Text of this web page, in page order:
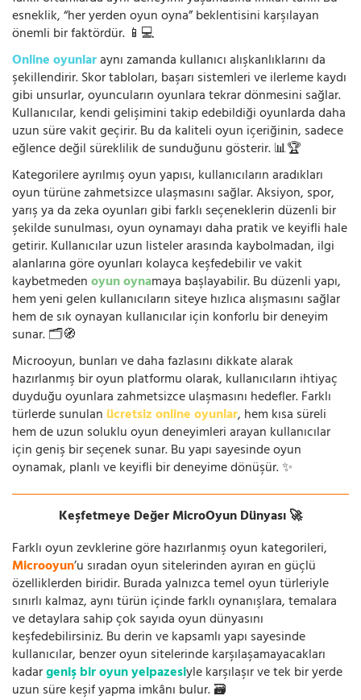
esneklik, “her yerden oyun oyna” beklentisini karşılayan
önemli bir faktördür. 📱💻
Online oyunlaraynı zamanda kullanıcı alışkanlıklarını da
şekillendirir. Skor tabloları, başarı sistemleri ve ilerleme kaydı
gibi unsurlar, oyuncuların oyunlara tekrar dönmesini sağlar.
Kullanıcılar, kendi gelişimini takip edebildiği oyunlarda daha
uzun süre vakit geçirir. Bu da kaliteli oyun içeriğinin, sadece
eğlence değil süreklilik de sunduğunu gösterir. 📊🏆
Kategorilere ayrılmış oyun yapısı, kullanıcıların aradıkları
oyun türüne zahmetsizce ulaşmasını sağlar. Aksiyon, spor,
yarış ya da zeka oyunları gibi farklı seçeneklerin düzenli bir
şekilde sunulması, oyun oynamayı daha pratik ve keyifli hale
getirir. Kullanıcılar uzun listeler arasında kaybolmadan, ilgi
alanlarına göre oyunları kolayca keşfedebilir ve vakit
kaybetmedenoyun oynamaya başlayabilir. Bu düzenli yapı,
hem yeni gelen kullanıcıların siteye hızlıca alışmasını sağlar
hem de sık oynayan kullanıcılar için konforlu bir deneyim
sunar. 🗂️🧭
Microoyun, bunları ve daha fazlasını dikkate alarak
hazırlanmış bir oyun platformu olarak, kullanıcıların ihtiyaç
duyduğu oyunlara zahmetsizce ulaşmasını hedefler. Farklı
türlerde sunulan ücretsiz online oyunlar, hem kısa süreli
hem de uzun soluklu oyun deneyimleri arayan kullanıcılar
için geniş bir seçenek sunar. Bu yapı sayesinde oyun
oynamak, planlı ve keyifli bir deneyime dönüşür. ✨
Keşfetmeye Değer MicroOyun Dünyası 🚀
Farklı oyun zevklerine göre hazırlanmış oyun kategorileri,
Microoyun’u sıradan oyun sitelerinden ayıran en güçlü
özelliklerden biridir. Burada yalnızca temel oyun türleriyle
sınırlı kalmaz, aynı türün içinde farklı oynanışlara, temalara
ve detaylara sahip çok sayıda oyun dünyasını
keşfedebilirsiniz. Bu derin ve kapsamlı yapı sayesinde
kullanıcılar, benzer oyun sitelerinde karşılaşamayacakları
kadargeniş bir oyun yelpazesiyle karşılaşır ve tek bir yerde
uzun süre keşif yapma imkânı bulur. 🗃️